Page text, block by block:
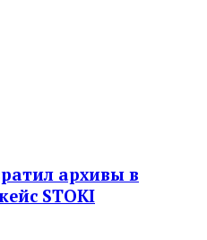
архивы в
STOKI